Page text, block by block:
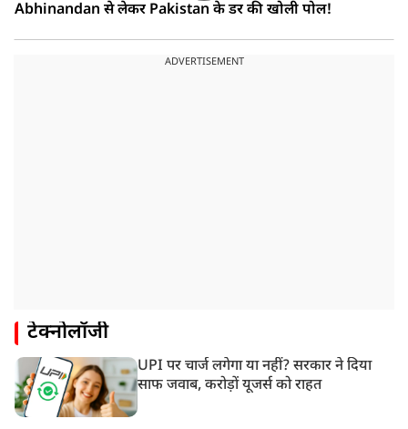
Abhinandan से लेकर Pakistan के डर की खोली पोल!
ADVERTISEMENT
टेक्नोलॉजी
UPI पर चार्ज लगेगा या नहीं? सरकार ने दिया
साफ जवाब, करोड़ों यूजर्स को राहत